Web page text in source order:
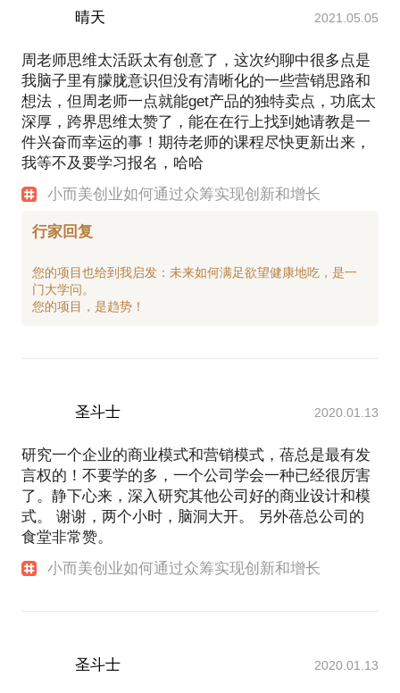
《打造武汉创客生态圈，推出四大支持计划 晨报启
《众筹创业网周蓓|从文艺女青年到乡村合伙人的一程
山水一年华》
《用众筹保护原产地农产品及非物质文化遗产》
《[乡贤论坛]周蓓：好的众筹产品也应是“情趣用品”》
《湖北民宿众筹第一人，告诉你怎样留住人留住钱留
住乡愁！》
《周蓓让“创客+众筹”不只停留在“讲故事”》-《中国妇
女报》20170512期第A3版
《湖北夷陵（樟村坪）第二届民宿高峰论坛成功举
办》
《第二届湖北（夷陵·樟村坪）民宿发展大会即将开
次曝光 》
晴天 2021.05.05
周老师思维太活跃太有创意了，这次约聊中很多点是
我脑子里有朦胧意识但没有清晰化的一些营销思路和
想法，但周老师一点就能get产品的独特卖点，功底太
深厚，跨界思维太赞了，能在在行上找到她请教是一
件兴奋而幸运的事！期待老师的课程尽快更新出来，
我等不及要学习报名，哈哈
小而美创业如何通过众筹实现创新和增长
行家回复
您的项目也给到我启发：未来如何满足欲望健康地吃，是一
门大学问。
圣斗士 2020.01.13
研究一个企业的商业模式和营销模式，蓓总是最有发
言权的！不要学的多，一个公司学会一种已经很厉害
了。静下心来，深入研究其他公司好的商业设计和模
式。 谢谢，两个小时，脑洞大开。 另外蓓总公司的
食堂非常赞。
小而美创业如何通过众筹实现创新和增长
圣斗士 2020.01.13